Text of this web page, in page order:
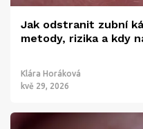
Jak odstranit zubní
metody, rizika a kdy
Klára Horáková
kvě 29, 2026